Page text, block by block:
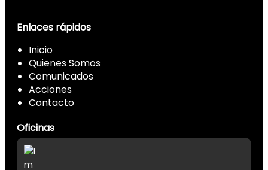
Enlaces rápidos
Inicio
Quienes Somos
Comunicados
Acciones
Contacto
Oficinas